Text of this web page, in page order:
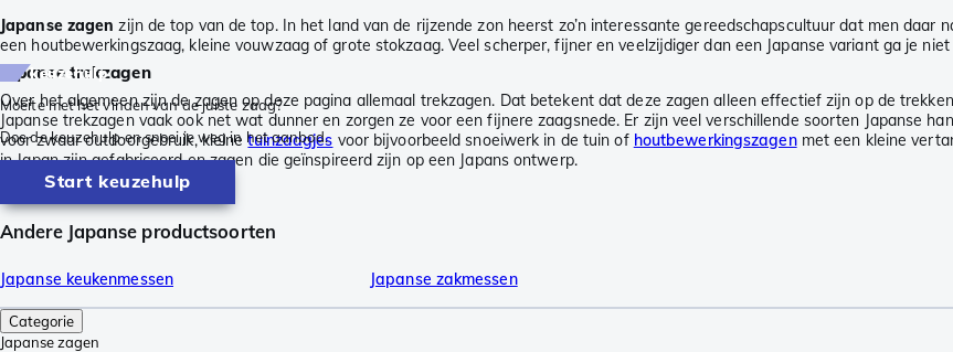
Japanse zagen zijn de top van de top. In het land van de rijzende zon heerst zo’n interessante gereedschapscultuur dat men
een houtbewerkingszaag, kleine vouwzaag of grote stokzaag. Veel scherper, fijner en veelzijdiger dan een Japanse variant ga je
Japanse trekzagen
Over het algemeen zijn de zagen op deze pagina allemaal trekzagen. Dat betekent dat deze zagen alleen effectief zijn op de
Japanse trekzagen vaak ook net wat dunner en zorgen ze voor een fijnere zaagsnede. Er zijn veel verschillende soorten Japanse
voor zwaar outdoorgebruik, kleinetuinzaagjes voor bijvoorbeeld snoeiwerk in de tuin of houtbewerkingszagenmet een kleine
in Japan zijn gefabriceerd en zagen die geïnspireerd zijn op een Japans ontwerp.
keuzehulp
Moeite met het vinden van de juiste zaag?
Doe de keuzehulp en snoei je weg in het aanbod.
Start keuzehulp
Andere Japanse productsoorten
Japanse keukenmessen Japanse zakmessen
Categorie
Japanse zagen